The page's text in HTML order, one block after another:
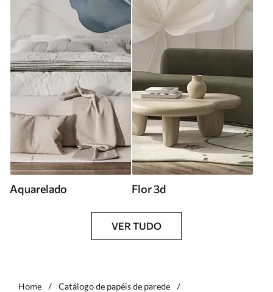
Aquarelado Flor 3d
VER TUDO
Home
Catálogo de papéis de parede